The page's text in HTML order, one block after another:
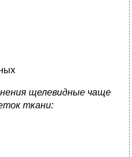
щелевидные чаще
ткани: